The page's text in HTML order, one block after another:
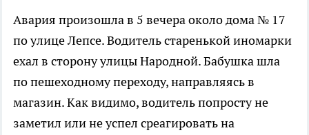
Авария произошла в 5 вечера около дома № 17
по улице Лепсе. Водитель старенькой иномарки
ехал в сторону улицы Народной. Бабушка шла
по пешеходному переходу, направляясь в
магазин. Как видимо, водитель попросту не
заметил или не успел среагировать на